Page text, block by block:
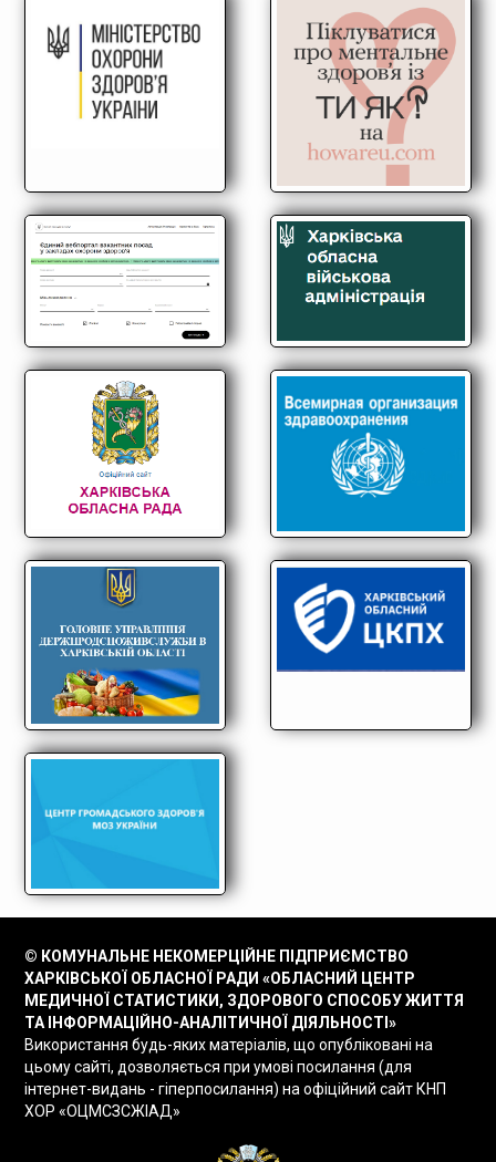
© КОМУНАЛЬНЕ НЕКОМЕРЦІЙНЕ ПІДПРИЄМСТВО
ХАРКІВСЬКОЇ ОБЛАСНОЇ РАДИ «ОБЛАСНИЙ ЦЕНТР
МЕДИЧНОЇ СТАТИСТИКИ, ЗДОРОВОГО СПОСОБУ ЖИТТЯ
ТА ІНФОРМАЦІЙНО-АНАЛІТИЧНОЇ ДІЯЛЬНОСТІ»
Використання будь-яких матеріалів, що опубліковані на
цьому сайті, дозволяється при умові посилання (для
інтернет-видань - гіперпосилання) на офіційний сайт КНП
ХОР «ОЦМСЗСЖІАД»